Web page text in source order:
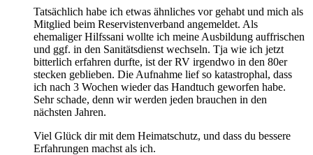
Tatsächlich habe ich etwas ähnliches vor gehabt und mich als
Mitglied beim Reservistenverband angemeldet. Als
ehemaliger Hilfssani wollte ich meine Ausbildung auffrischen
und ggf. in den Sanitätsdienst wechseln. Tja wie ich jetzt
bitterlich erfahren durfte, ist der RV irgendwo in den 80er
stecken geblieben. Die Aufnahme lief so katastrophal, dass
ich nach 3 Wochen wieder das Handtuch geworfen habe.
Sehr schade, denn wir werden jeden brauchen in den
nächsten Jahren.
Viel Glück dir mit dem Heimatschutz, und dass du bessere
Erfahrungen machst als ich.